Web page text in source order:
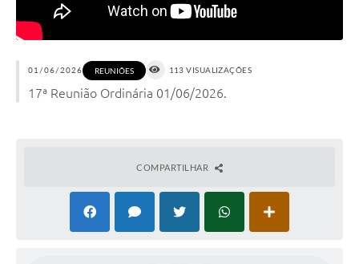
01/06/2026 REUNIÕES 113 VISUALIZAÇÕES
17ª Reunião Ordinária 01/06/2026.
COMPARTILHAR